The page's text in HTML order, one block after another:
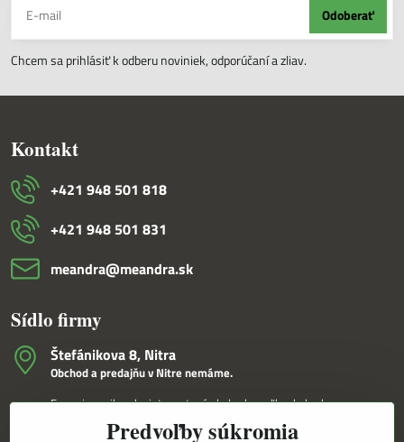
Odoberať
Chcem sa prihlásiť k odberu noviniek, odporúčaní a zliav.
Kontakt
+421 948 501 818
+421 948 501 831
meandra​@meandra​.sk
Sídlo firmy
Štefánikova 8, Nitra
Obchod a predajňu v Nitre nemáme.
Fungujeme iba ako internetový obchod a veľkoobchod.
V Nitre Vám tovar dovezieme osobne na základe internetovej
Predvoľby súkromia